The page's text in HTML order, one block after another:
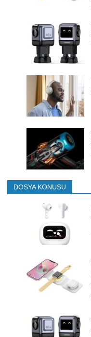
DOSYA KONUSU